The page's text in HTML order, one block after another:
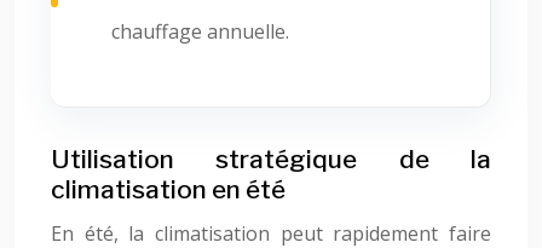
chauffage annuelle.
Utilisation stratégique de la
climatisation en été
En été, la climatisation peut rapidement faire